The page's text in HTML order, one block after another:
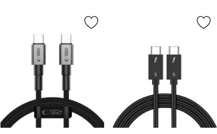
Markera tech-Protect 1m 60W/3A